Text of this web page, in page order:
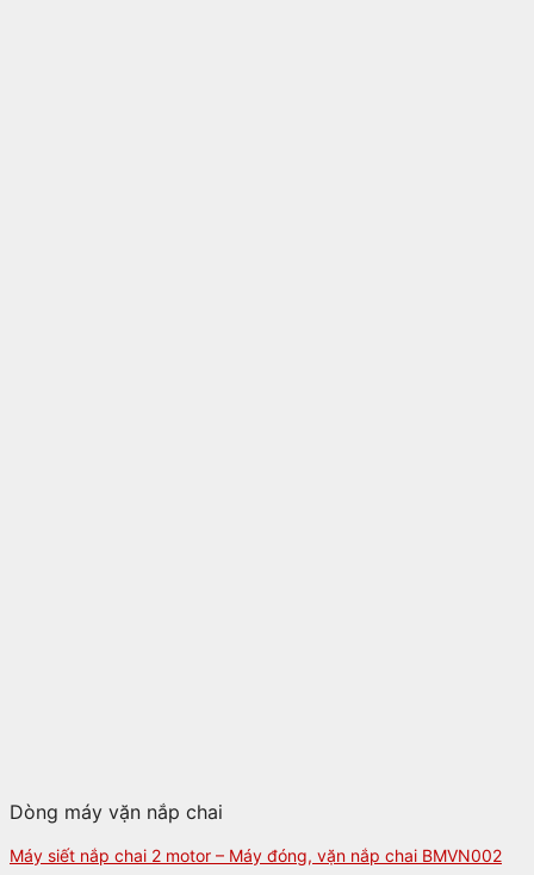
Dòng máy vặn nắp chai
Máy siết nắp chai 2 motor – Máy đóng, vặn nắp chai BMVN002